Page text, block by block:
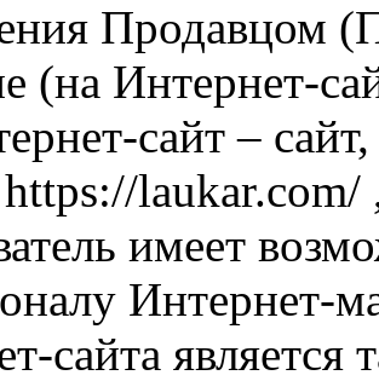
Продавцом
(на Интернет-
сайт –
laukar.com/
имеет
Интернет-
сайта